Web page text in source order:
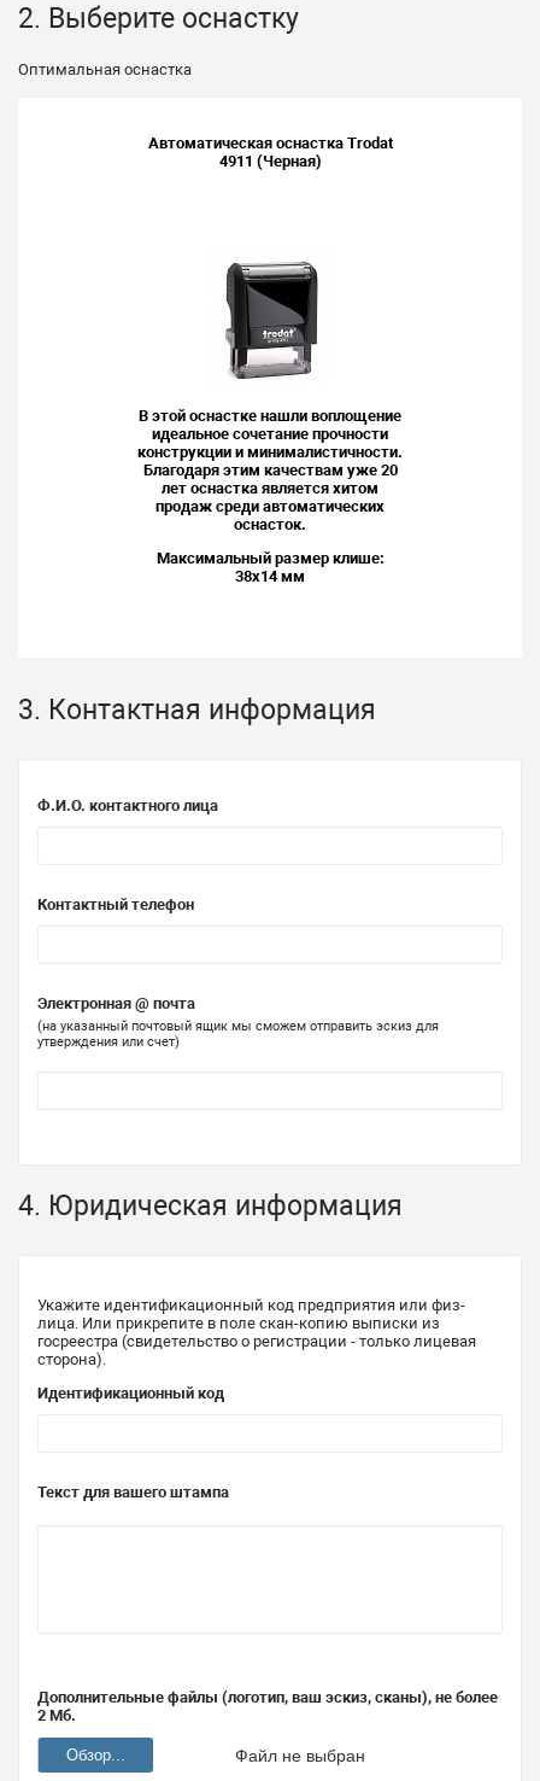
2. Выберите оснастку
Оптимальная оснастка
Автоматическая оснастка Trodat
4911 (Черная)
В этой оснастке нашли воплощение
идеальное сочетание прочности
конструкции и минималистичности.
Благодаря этим качествам уже 20
лет оснастка является хитом
продаж среди автоматических
оснасток.
Максимальный размер клише:
38x14 мм
3. Контактная информация
Ф.И.О. контактного лица
Контактный телефон
Электронная @ почта
(на указанный почтовый ящик мы сможем отправить эскиз для
утверждения или счет)
4. Юридическая информация
Укажите идентификационный код предприятия или физ-
лица. Или прикрепите в поле скан-копию выписки из
госреестра (свидетельство о регистрации - только лицевая
сторона).
Идентификационный код
Текст для вашего штампа
Дополнительные файлы (логотип, ваш эскиз, сканы), не более
2 Мб.
Файл не выбран
Обзор...